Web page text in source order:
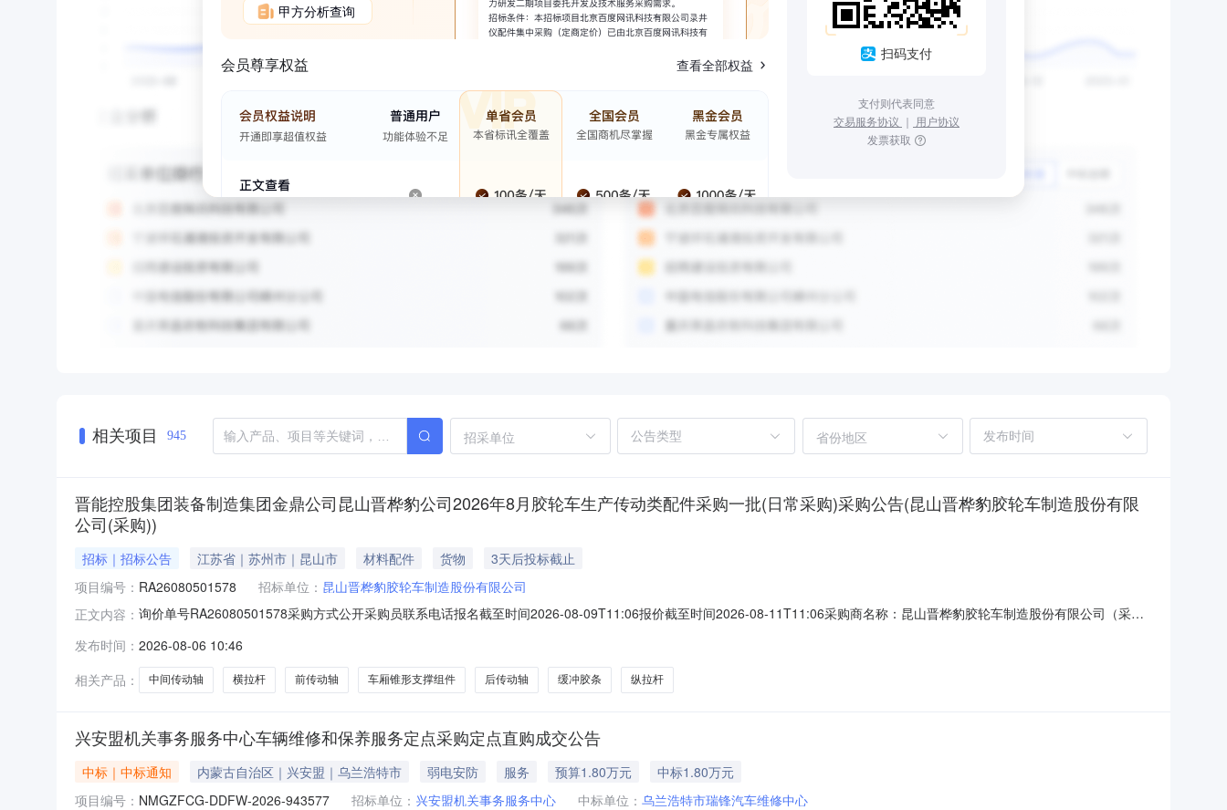
甲方分析查询
会员尊享权益 查看全部权益
扫码支付
支付则代表同意
交易服务协议 ｜ 用户协议
发票获取
相关项目 945 招采单位 省份地区
晋能控股集团装备制造集团金鼎公司昆山晋桦豹公司2026年8月胶轮车生产传动类配件采购一批(日常采购)采购公告(昆山晋桦豹胶轮车制造股份有限
公司(采购))
招标｜招标公告 江苏省｜苏州市｜昆山市 材料配件 货物
3天后投标截止
项目编号： RA26080501578 招标单位： 昆山晋桦豹胶轮车制造股份有限公司
正文内容： 询价单号RA26080501578采购方式公开采购员联系电话报名截至时间2026-08-09T11:06报价截至时间2026-08-11T11:06采购商名称：昆山晋桦豹胶轮车制造股份有限公司（采
041A5603100纵拉杆1J560310012.0件2026-09-041A5603700纵拉杆2J5603700
发布时间： 2026-08-06 10:46
相关产品：
中间传动轴 横拉杆 前传动轴 车厢锥形支撑组件 后传动轴 缓冲胶条 纵拉杆
兴安盟机关事务服务中心车辆维修和保养服务定点采购定点直购成交公告
中标｜中标通知 内蒙古自治区｜兴安盟｜乌兰浩特市 弱电安防 服务 预算1.80万元
中标1.80万元
项目编号： NMGZFCG-DDFW-2026-943577 招标单位： 兴安盟机关事务服务中心 中标单位： 乌兰浩特市瑞锋汽车维修中心